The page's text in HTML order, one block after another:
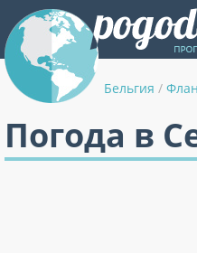
Бельгия /
Погода в